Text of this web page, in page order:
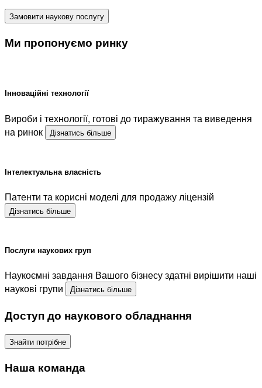
Замовити наукову послугу
Ми пропонуємо ринку
Інноваційні технології
Вироби і технології, готові до тиражування та виведення
на ринок
Дізнатись більше
Інтелектуальна власність
Патенти та корисні моделі для продажу ліцензій
Дізнатись більше
Послуги наукових груп
Наукоємні завдання Вашого бізнесу здатні вирішити наші
наукові групи
Дізнатись більше
Доступ до наукового обладнання
Знайти потрібне
Наша команда